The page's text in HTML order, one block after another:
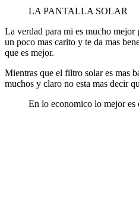
LA PANTALLA SOLAR
La verdad para mi es mucho mejor
un poco mas carito y te da mas
que es mejor.
Mientras que el filtro solar es mas
muchos y claro no esta mas decir
En lo economico lo mejor es